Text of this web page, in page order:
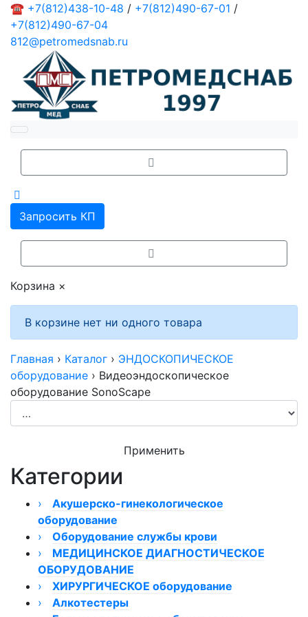
☎ +7(812)438-10-48 / +7(812)490-67-01 /
+7(812)490-67-04
812@petromedsnab.ru
Запросить КП
Корзина ×
В корзине нет ни одного товара
Главная › Каталог › ЭНДОСКОПИЧЕСКОЕ
оборудование › Видеоэндоскопическое
оборудование SonoScape
Применить
Категории
›
Акушерско-гинекологическое
оборудование
Кольпоскопы
Кольпоскоп КС-02
Кольпоскопы КС-01
Кольпоскопы модели 050/054
Кольпоскопы КС
Видеокольпоскопы
Гинекологическое оборудование ТРИМА
Мониторы фетальные
Монитор фетальный Сономед
Кресла гинекологические
›
Оборудование службы крови
Размораживатели плазмы
Миксер донорской крови
Аппарат для плазмафереза
Счетчики лейкоцитарной формулы крови
›
МЕДИЦИНСКОЕ ДИАГНОСТИЧЕСКОЕ
ОБОРУДОВАНИЕ
Кардиостимулятор
Вибротестеры
›
ХИРУРГИЧЕСКОЕ оборудование
Аппараты электрохирургические
›
Алкотестеры